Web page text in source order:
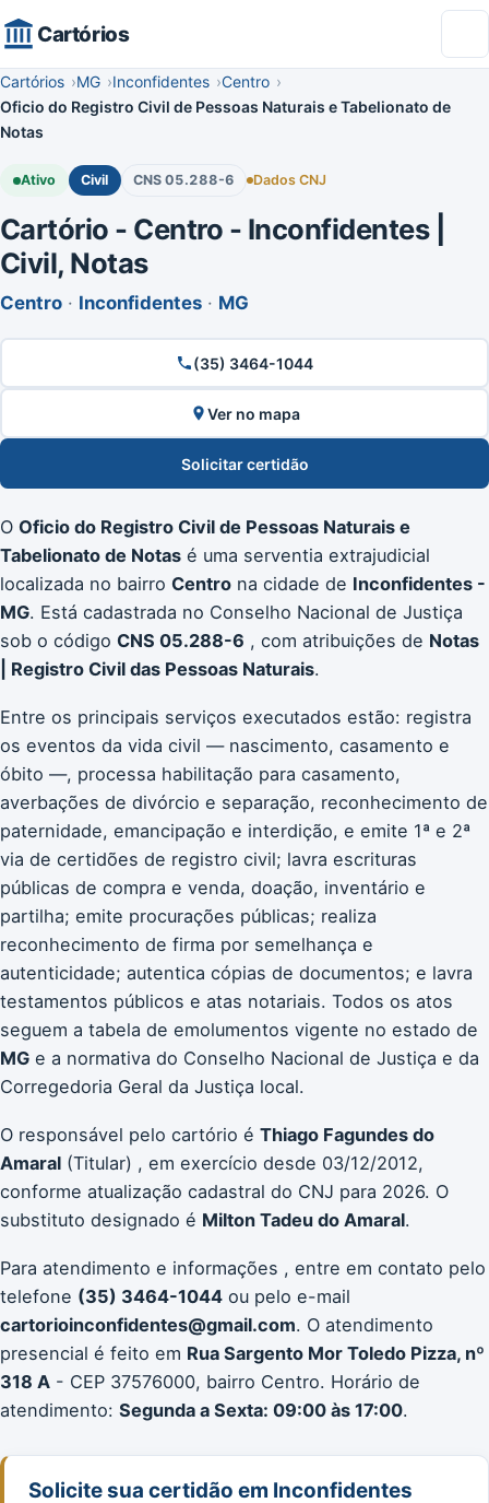
Cartórios
Cartórios MG Inconfidentes
Centro
Oficio do Registro Civil de Pessoas Naturais e Tabelionato de
Notas
Ativo Civil CNS 05.288-6 Dados CNJ
Cartório - Centro - Inconfidentes |
Civil, Notas
Centro · Inconfidentes · MG
(35) 3464-1044
Ver no mapa
Solicitar certidão
O Oficio do Registro Civil de Pessoas Naturais e
Tabelionato de Notas é uma serventia extrajudicial
localizada no bairro Centro na cidade de Inconfidentes -
MG. Está cadastrada no Conselho Nacional de Justiça
sob o código CNS 05.288-6 , com atribuições de Notas
| Registro Civil das Pessoas Naturais.
Entre os principais serviços executados estão: registra
os eventos da vida civil — nascimento, casamento e
óbito —, processa habilitação para casamento,
averbações de divórcio e separação, reconhecimento de
paternidade, emancipação e interdição, e emite 1ª e 2ª
via de certidões de registro civil; lavra escrituras
públicas de compra e venda, doação, inventário e
partilha; emite procurações públicas; realiza
reconhecimento de firma por semelhança e
autenticidade; autentica cópias de documentos; e lavra
testamentos públicos e atas notariais. Todos os atos
seguem a tabela de emolumentos vigente no estado de
MG e a normativa do Conselho Nacional de Justiça e da
Corregedoria Geral da Justiça local.
O responsável pelo cartório é Thiago Fagundes do
Amaral (Titular) , em exercício desde 03/12/2012,
conforme atualização cadastral do CNJ para 2026. O
substituto designado é Milton Tadeu do Amaral.
Para atendimento e informações , entre em contato pelo
telefone (35) 3464-1044 ou pelo e-mail
cartorioinconfidentes@gmail.com. O atendimento
presencial é feito em Rua Sargento Mor Toledo Pizza, nº
318 A - CEP 37576000, bairro Centro. Horário de
atendimento: Segunda a Sexta: 09:00 às 17:00.
Solicite sua certidão em Inconfidentes